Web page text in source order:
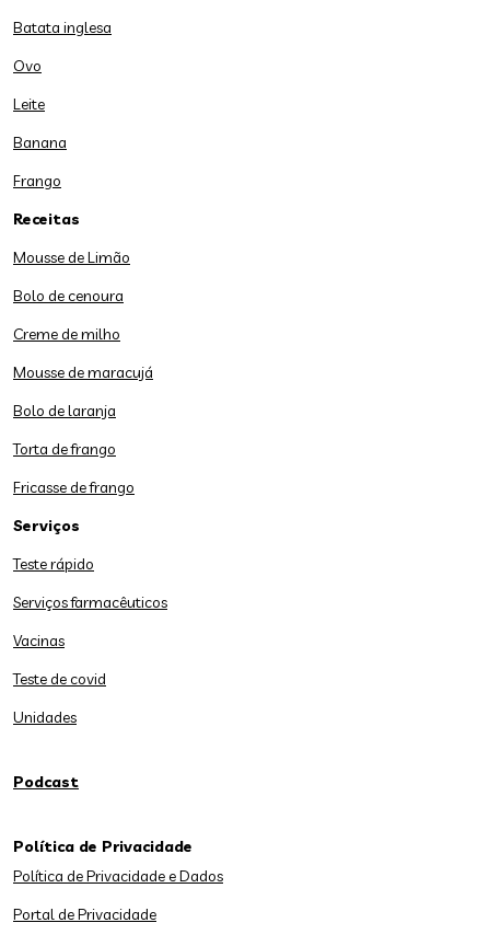
Batata inglesa
Ovo
Leite
Banana
Frango
Receitas
Mousse de Limão
Bolo de cenoura
Creme de milho
Mousse de maracujá
Bolo de laranja
Torta de frango
Fricasse de frango
Serviços
Teste rápido
Serviços farmacêuticos
Vacinas
Teste de covid
Unidades
Podcast
Política de Privacidade
Política de Privacidade e Dados
Portal de Privacidade